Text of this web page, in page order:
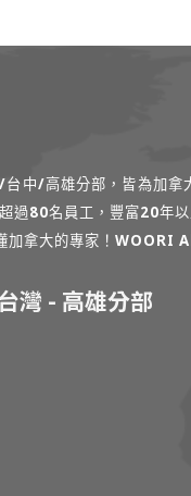
中/高雄分部，皆為加拿
80名員工，豐富20年
懂加拿大的專家！
台灣 - 高雄分部